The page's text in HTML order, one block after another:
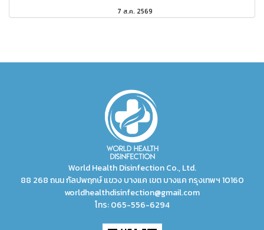
7 ส.ค. 2569
World Health Disinfection Co., Ltd.
88 268 ถนน กัลปพฤกษ์ แขวง บางแค เขต บางแค กรุงเทพฯ 10160
worldhealthdisinfection@gmail.com
โทร:065-556-6294